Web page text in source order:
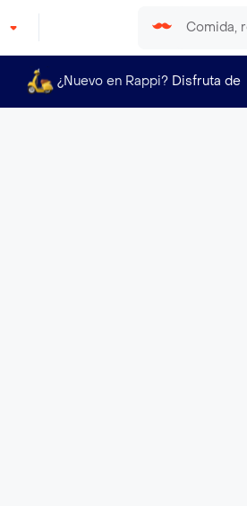
¿Nuevo en Rappi? Disfruta de